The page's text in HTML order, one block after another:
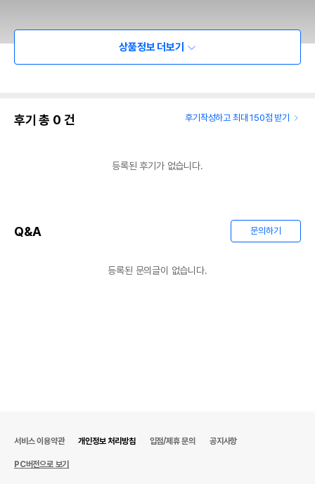
상품정보 더보기
후기 총 0 건 후기작성하고 최대 150점 받기
등록된 후기가 없습니다.
Q&A 문의하기
등록된 문의글이 없습니다.
서비스 이용약관 개인정보 처리방침 입점/제휴 문의 공지사항
PC버전으로 보기